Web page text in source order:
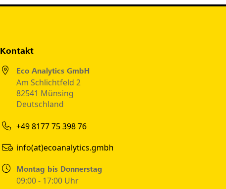
Kontakt
Eco Analytics GmbH
Am Schlichtfeld 2
82541 Münsing
Deutschland
+49 8177 75 398 76
info(at)ecoanalytics.gmbh
Montag bis Donnerstag
09:00 - 17:00 Uhr